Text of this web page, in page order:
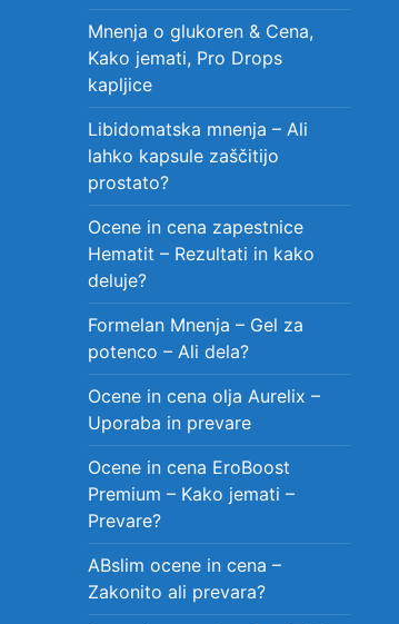
Mnenja o glukoren & Cena,
Kako jemati, Pro Drops
kapljice
Libidomatska mnenja – Ali
lahko kapsule zaščitijo
prostato?
Ocene in cena zapestnice
Hematit – Rezultati in kako
deluje?
Formelan Mnenja – Gel za
potenco – Ali dela?
Ocene in cena olja Aurelix –
Uporaba in prevare
Ocene in cena EroBoost
Premium – Kako jemati –
Prevare?
ABslim ocene in cena –
Zakonito ali prevara?